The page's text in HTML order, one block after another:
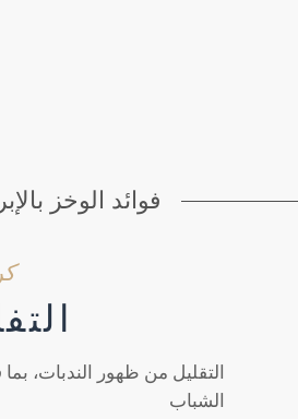
فوائد الوخز بالإبر
التقليل من ظهور الندبات،
الشباب